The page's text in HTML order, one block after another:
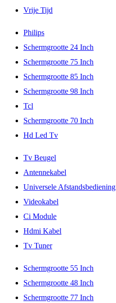
Vrije Tijd
Philips
Schermgrootte 24 Inch
Schermgrootte 75 Inch
Schermgrootte 85 Inch
Schermgrootte 98 Inch
Tcl
Schermgrootte 70 Inch
Hd Led Tv
Tv Beugel
Antennekabel
Universele Afstandsbediening
Videokabel
Ci Module
Hdmi Kabel
Tv Tuner
Schermgrootte 55 Inch
Schermgrootte 48 Inch
Schermgrootte 77 Inch